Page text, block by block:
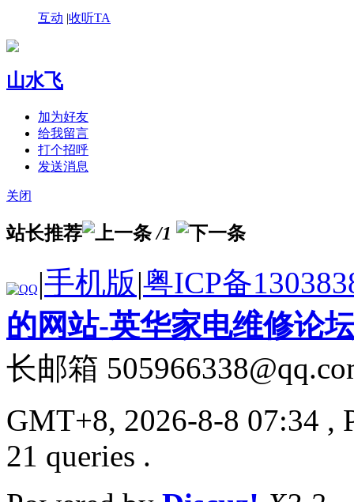
互动 |收听TA
山水飞
加为好友
给我留言
打个招呼
发送消息
关闭
站长推荐 /1
|手机版|粤ICP备
的网站-英华家电维修论
长邮箱
GMT+8, 2026-8-8 07:34 ,
21 queries .